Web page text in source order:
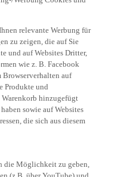
zu zeigen, die auf Sie
und auf Websites Dritter,
wie z. B. Facebook
Produkte und
hinzugefügt
sowie auf Websites
die sich aus diesem
(z.B. über YouTube) und